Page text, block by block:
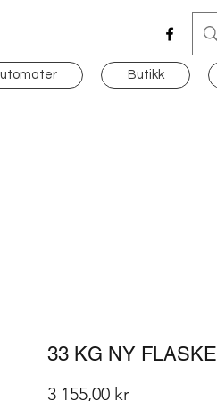
Butikk
33 KG NY FLASKE
3 155,00 krPris